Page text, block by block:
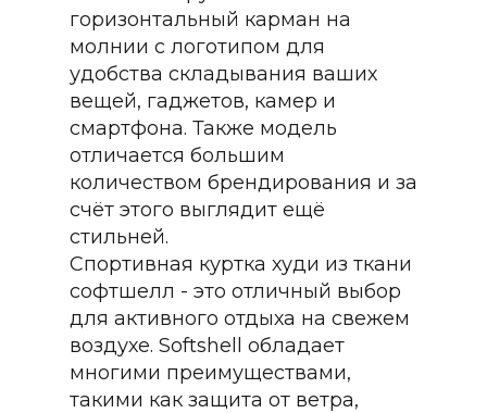
горизонтальный карман на
молнии с логотипом для
удобства складывания ваших
вещей, гаджетов, камер и
смартфона. Также модель
отличается большим
количеством брендирования и за
счёт этого выглядит ещё
стильней.
Спортивная куртка худи из ткани
софтшелл - это отличный выбор
для активного отдыха на свежем
воздухе. Softshell обладает
многими преимуществами,
такими как защита от ветра,